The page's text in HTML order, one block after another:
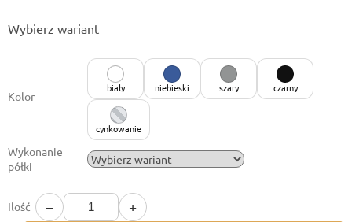
jednostkowa:
Wybierz wariant
Kolor
biały niebieski szary czarny
cynkowanie
Wykonanie
półki
Ilość − +